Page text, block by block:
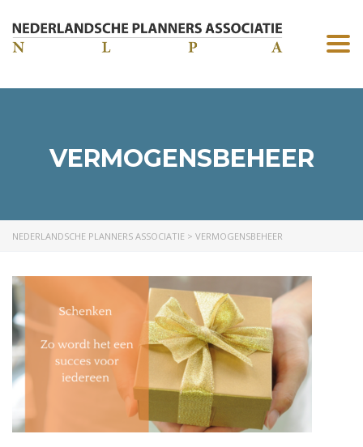
VERMOGENSBEHEER
NEDERLANDSCHE PLANNERS ASSOCIATIE > VERMOGENSBEHEER